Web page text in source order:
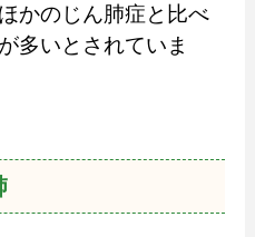
かのじん肺症と比べ
多いとされていま